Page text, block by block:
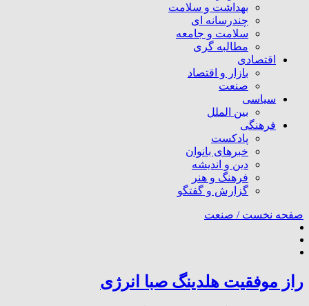
بهداشت و سلامت
چندرسانه ای
سلامت و جامعه
مطالبه گری
اقتصادی
بازار و اقتصاد
صنعت
سیاسی
بین الملل
فرهنگی
پادکست
خبرهای بانوان
دین و اندیشه
فرهنگ و هنر
گزارش و گفتگو
صفحه نخست / صنعت
راز موفقیت هلدینگ صبا انرژی